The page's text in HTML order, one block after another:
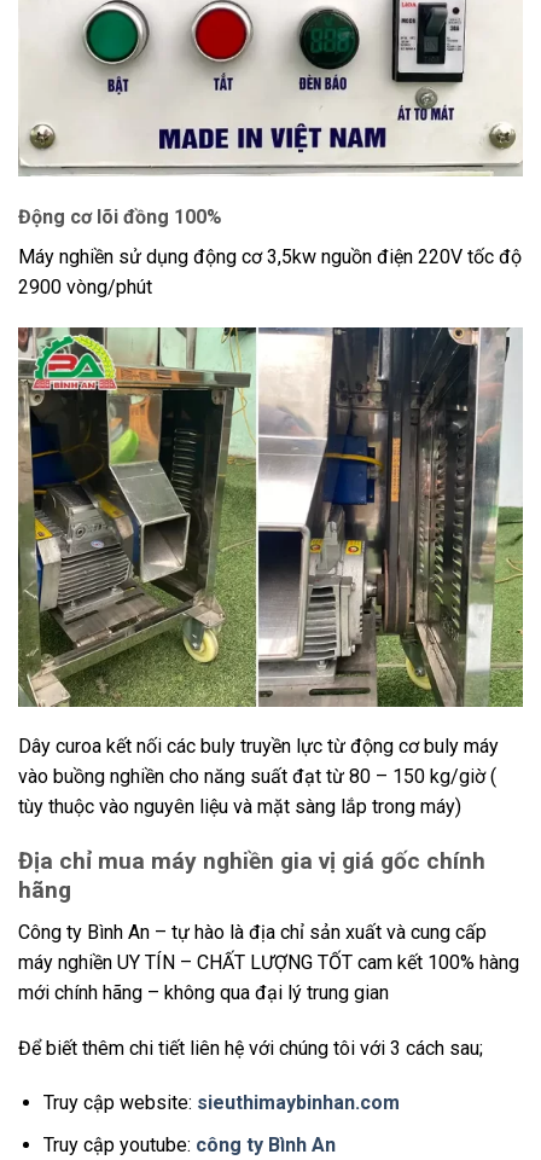
Động cơ lõi đồng 100%
Máy nghiền sử dụng động cơ 3,5kw nguồn điện 220V tốc độ
2900 vòng/phút
Dây curoa kết nối các buly truyền lực từ động cơ buly máy
vào buồng nghiền cho năng suất đạt từ 80 – 150 kg/giờ (
tùy thuộc vào nguyên liệu và mặt sàng lắp trong máy)
Địa chỉ mua máy nghiền gia vị giá gốc chính
hãng
Công ty Bình An – tự hào là địa chỉ sản xuất và cung cấp
máy nghiền UY TÍN – CHẤT LƯỢNG TỐT cam kết 100% hàng
mới chính hãng – không qua đại lý trung gian
Để biết thêm chi tiết liên hệ với chúng tôi với 3 cách sau;
Truy cập website: sieuthimaybinhan.com
Truy cập youtube: công ty Bình An